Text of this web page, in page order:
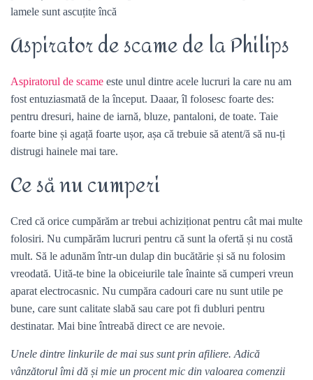
lamele sunt ascuțite încă
Aspirator de scame de la Philips
Aspiratorul de scame este unul dintre acele lucruri la care nu am
fost entuziasmată de la început. Daaar, îl folosesc foarte des:
pentru dresuri, haine de iarnă, bluze, pantaloni, de toate. Taie
foarte bine și agață foarte ușor, așa că trebuie să atent/ă să nu-ți
distrugi hainele mai tare.
Ce să nu cumperi
Cred că orice cumpărăm ar trebui achiziționat pentru cât mai multe
folosiri. Nu cumpărăm lucruri pentru că sunt la ofertă și nu costă
mult. Să le adunăm într-un dulap din bucătărie și să nu folosim
vreodată. Uită-te bine la obiceiurile tale înainte să cumperi vreun
aparat electrocasnic. Nu cumpăra cadouri care nu sunt utile pe
bune, care sunt calitate slabă sau care pot fi dubluri pentru
destinatar. Mai bine întreabă direct ce are nevoie.
Unele dintre linkurile de mai sus sunt prin afiliere. Adică
vânzătorul îmi dă și mie un procent mic din valoarea comenzii